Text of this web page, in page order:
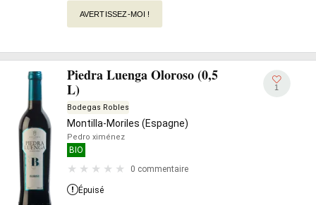
AVERTISSEZ-MOI !
Piedra Luenga Oloroso (0,5
L)
Bodegas Robles
Montilla-Moriles (Espagne)
Pedro ximénez
BIO
0 commentaire
1
Épuisé